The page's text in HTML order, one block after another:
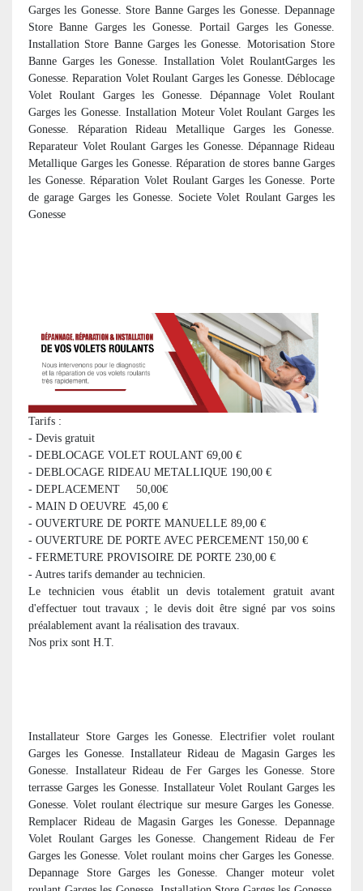
Garges les Gonesse. Store Banne Garges les Gonesse. Depannage
Store Banne Garges les Gonesse. Portail Garges les Gonesse.
Installation Store Banne Garges les Gonesse. Motorisation Store
Banne Garges les Gonesse. Installation Volet RoulantGarges les
Gonesse. Reparation Volet Roulant Garges les Gonesse. Déblocage
Volet Roulant Garges les Gonesse. Dépannage Volet Roulant
Garges les Gonesse. Installation Moteur Volet Roulant Garges les
Gonesse. Réparation Rideau Metallique Garges les Gonesse.
Reparateur Volet Roulant Garges les Gonesse. Dépannage Rideau
Metallique Garges les Gonesse. Réparation de stores banne Garges
les Gonesse. Réparation Volet Roulant Garges les Gonesse. Porte
de garage Garges les Gonesse. Societe Volet Roulant Garges les
Gonesse
Tarifs :
- Devis gratuit
- DEBLOCAGE VOLET ROULANT 69,00 €
- DEBLOCAGE RIDEAU METALLIQUE 190,00 €
- DEPLACEMENT 50,00€
- MAIN D OEUVRE 45,00 €
- OUVERTURE DE PORTE MANUELLE 89,00 €
- OUVERTURE DE PORTE AVEC PERCEMENT 150,00 €
- FERMETURE PROVISOIRE DE PORTE 230,00 €
- Autres tarifs demander au technicien.
Le technicien vous établit un devis totalement gratuit avant
d'effectuer tout travaux ; le devis doit être signé par vos soins
préalablement avant la réalisation des travaux.
Nos prix sont H.T.
Installateur Store Garges les Gonesse. Electrifier volet roulant
Garges les Gonesse. Installateur Rideau de Magasin Garges les
Gonesse. Installateur Rideau de Fer Garges les Gonesse. Store
terrasse Garges les Gonesse. Installateur Volet Roulant Garges les
Gonesse. Volet roulant électrique sur mesure Garges les Gonesse.
Remplacer Rideau de Magasin Garges les Gonesse. Depannage
Volet Roulant Garges les Gonesse. Changement Rideau de Fer
Garges les Gonesse. Volet roulant moins cher Garges les Gonesse.
Depannage Store Garges les Gonesse. Changer moteur volet